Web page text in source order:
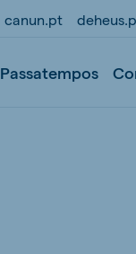
canun.pt
Passatempos